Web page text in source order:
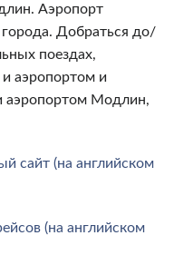
Аэропорт
Добраться до/
поездах,
аэропортом и
Модлин,
сайт (на английском
(на английском